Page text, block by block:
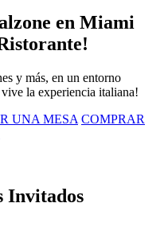
en Miami
y más, en un entorno
la experiencia italiana!
UNA MESA COMPRAR
Invitados